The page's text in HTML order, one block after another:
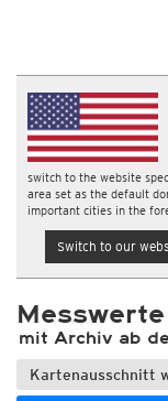
switch to the website
area set as the default
important cities in the
Switch to our
mit Archiv ab
Kartenausschnitt
Temperatur und
Bodentemperatur
Windböen,